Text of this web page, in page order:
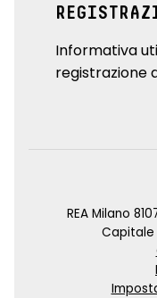
Informativa
registrazione
REA Milano
Capitale